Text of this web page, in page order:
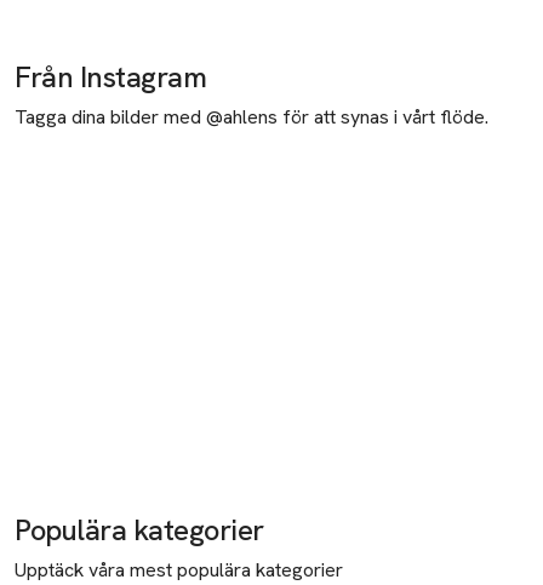
Från Instagram
Tagga dina bilder med @ahlens för att synas i vårt flöde.
Populära kategorier
Upptäck våra mest populära kategorier